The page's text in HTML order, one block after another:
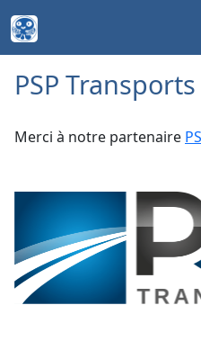
PSP Transports
Merci à notre partenaire